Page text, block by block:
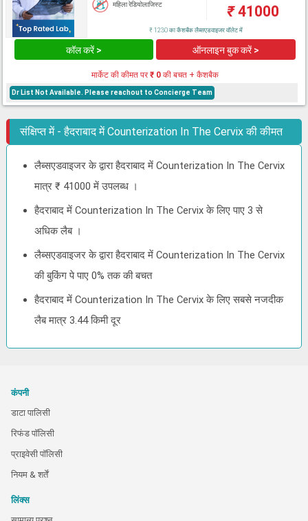
महिला रेडियोलाजिस्ट ₹41000
₹ 1230 का कैशबैक लैब्सएडवाइजर वॉलेट में
कॉल करें > ऑनलाइन बुक करें >
मार्केट की कीमत पर₹ 0की बचत + कैशबैक
Dr List Not Available. Please reachout to Concierge Team
संक्षिप्त में - हैदराबाद में Counterization In The Cervix की कीमत
लैब्सएडवाइजर के द्वारा हैदराबाद में Counterization In The Cervix
मात्र ₹ 41000 में उपलब्ध ।
हैदराबाद में Counterization In The Cervix के लिए पाए 3 से
अधिक लैब ।
लैब्सएडवाइजर के द्वारा हैदराबाद में Counterization In The Cervix
की बुकिंग पे पाए 0% तक की बचत
हैदराबाद में Counterization In The Cervix के लिए सबसे नजदीक
लैब मात्र 3.44 किमी दूर
कंपनी
डाटा पालिसी
रिफंड पॉलिसी
प्राइवेसी पॉलिसी
नियम & शर्तें
लिंक्स